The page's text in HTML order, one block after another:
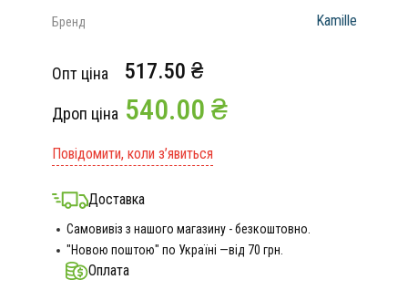
Бренд Kamille
Опт ціна 517.50 ₴
Дроп ціна 540.00 ₴
Повідомити, коли з’явиться
Доставка
Самовивіз з нашого магазину - безкоштовно.
"Новою поштою" по Україні —від 70 грн.
Оплата